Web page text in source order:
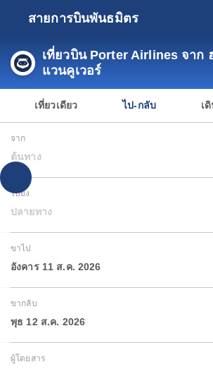
สายการบินพันธมิตร
เที่ยวบิน Porter Airlines จาก
แวนคูเวอร์
เที่ยวเดียว ไป-กลับ เ
จาก
ต้นทาง
ไปยัง
ปลายทาง
ขาไป
อังคาร 11 ส.ค. 2026
ขากลับ
พุธ 12 ส.ค. 2026
ผู้โดยสาร